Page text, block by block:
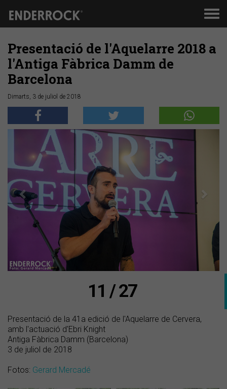
Presentació de l'Aquelarre 2018 a
l'Antiga Fàbrica Damm de
Barcelona
Dimarts, 3 de juliol de 2018
Anterior
11 / 27
Presentació de la 41a edició de l'Aquelarre de Cervera,
amb l'actuació d'Ebri Knight
Antiga Fàbrica Damm (Barcelona)
3 de juliol de 2018
Fotos: Gerard Mercadé